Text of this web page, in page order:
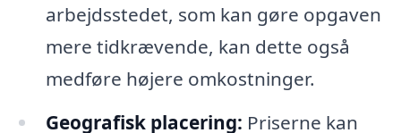
arbejdsstedet, som kan gøre opgaven
mere tidkrævende, kan dette også
medføre højere omkostninger.
Geografisk placering: Priserne kan